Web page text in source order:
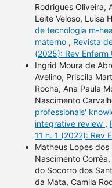
Rodrigues Oliveira,
Leite Veloso, Luisa
de tecnologia m-
materno , Revista
(2025): Rev Enferm
Ingrid Moura de
Avelino, Priscila
Rocha, Ana Paula
Nascimento
professionals'
integrative review ,
11 n. 1 (2022): Rev
Matheus Lopes
Nascimento
do Socorro dos
da Mata, Camila